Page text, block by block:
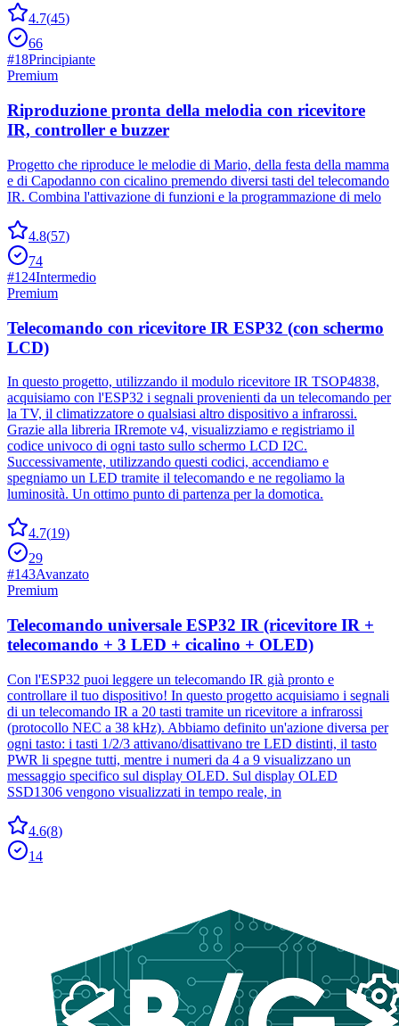
4.7(45)
66
#18Principiante
Premium
Riproduzione pronta della melodia con ricevitore
IR, controller e buzzer
Progetto che riproduce le melodie di Mario, della festa della mamma
e di Capodanno con cicalino premendo diversi tasti del telecomando
IR. Combina l'attivazione di funzioni e la programmazione di melo
4.8(57)
74
#124Intermedio
Premium
Telecomando con ricevitore IR ESP32 (con schermo
LCD)
In questo progetto, utilizzando il modulo ricevitore IR TSOP4838,
acquisiamo con l'ESP32 i segnali provenienti da un telecomando per
la TV, il climatizzatore o qualsiasi altro dispositivo a infrarossi.
Grazie alla libreria IRremote v4, visualizziamo e registriamo il
codice univoco di ogni tasto sullo schermo LCD I2C.
Successivamente, utilizzando questi codici, accendiamo e
spegniamo un LED tramite il telecomando e ne regoliamo la
luminosità. Un ottimo punto di partenza per la domotica.
4.7(19)
29
#143Avanzato
Premium
Telecomando universale ESP32 IR (ricevitore IR +
telecomando + 3 LED + cicalino + OLED)
Con l'ESP32 puoi leggere un telecomando IR già pronto e
controllare il tuo dispositivo! In questo progetto acquisiamo i segnali
di un telecomando IR a 20 tasti tramite un ricevitore a infrarossi
(protocollo NEC a 38 kHz). Abbiamo definito un'azione diversa per
ogni tasto: i tasti 1/2/3 attivano/disattivano tre LED distinti, il tasto
PWR li spegne tutti, mentre i numeri da 4 a 9 visualizzano un
messaggio specifico sul display OLED. Sul display OLED
SSD1306 vengono visualizzati in tempo reale, in
4.6(8)
14